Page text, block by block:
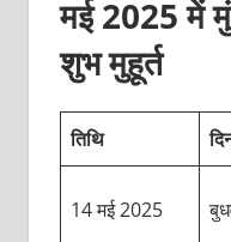
मई 2025 में
शुभ मुहूर्त
तिथि
14 मई 2025